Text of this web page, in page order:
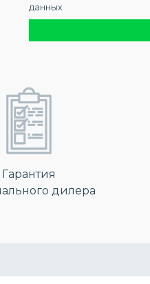
данных
Гарантия
дилера